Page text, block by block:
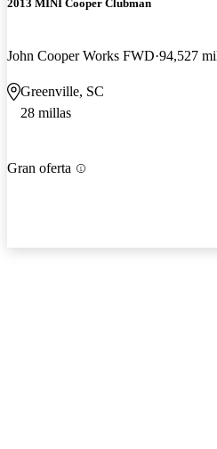
2013 MINI Cooper Clubman
John Cooper Works FWD 94,527
Greenville, SC
28 millas
Gran oferta